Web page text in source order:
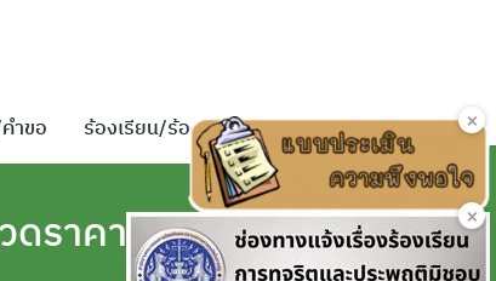
ำขอ ร้องเรียน/ร้องทุกข์ ติดต่อเรา
ดราคา
×
×